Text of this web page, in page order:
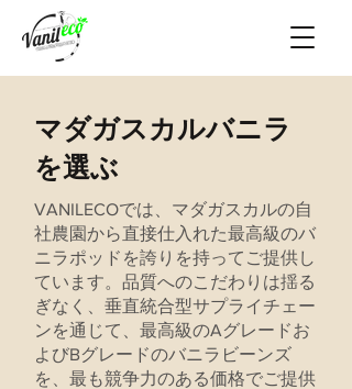
マダガスカルバニラ
を選ぶ
VANILECOでは、マダガスカルの自
社農園から直接仕入れた最高級のバ
ニラポッドを誇りを持ってご提供し
ています。品質へのこだわりは揺る
ぎなく、垂直統合型サプライチェー
ンを通じて、最高級のAグレードお
よびBグレードのバニラビーンズ
を、最も競争力のある価格でご提供